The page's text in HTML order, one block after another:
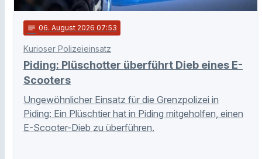
notes 06. August 2026 07:53
Kurioser Polizeieinsatz
Piding: Plüschotter überführt Dieb eines E-
Scooters
Ungewöhnlicher Einsatz für die Grenzpolizei in
Piding: Ein Plüschtier hat in Piding mitgeholfen, einen
E-Scooter-Dieb zu überführen.